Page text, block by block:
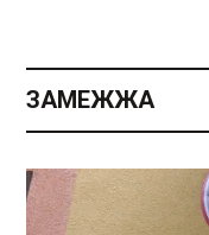
ЗАМЕЖЖА